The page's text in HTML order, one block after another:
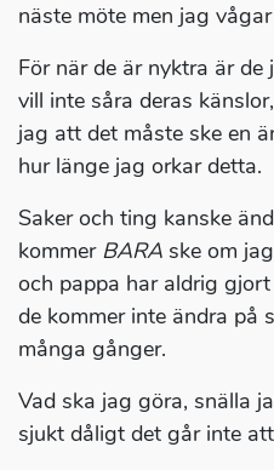
näste möte men jag
För när de är nyktra är
vill inte såra deras
jag att det måste ske en
hur länge jag orkar detta.
Saker och ting kanske
kommer BARA ske om
och pappa har aldrig
de kommer inte ändra på
många gånger.
Vad ska jag göra, snälla
sjukt dåligt det går inte